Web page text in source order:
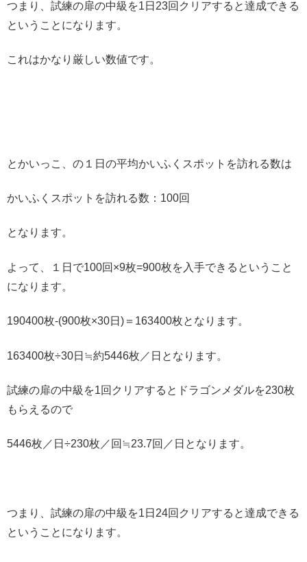
つまり、試練の扉の中級を1日23回クリアすると達成できる
ということになります。
これはかなり厳しい数値です。
とかいっこ、の１日の平均かいふくスポットを訪れる数は
かいふくスポットを訪れる数：100回
となります。
よって、１日で100回×9枚=900枚を入手できるということ
になります。
190400枚-(900枚×30日)＝163400枚となります。
163400枚÷30日≒約5446枚／日となります。
試練の扉の中級を1回クリアするとドラゴンメダルを230枚
もらえるので
5446枚／日÷230枚／回≒23.7回／日となります。
つまり、試練の扉の中級を1日24回クリアすると達成できる
ということになります。